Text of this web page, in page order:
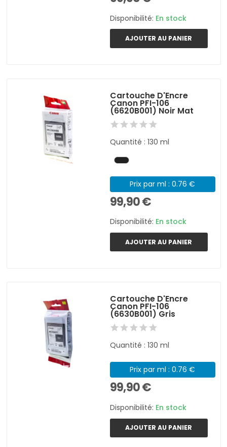
Disponibilité: En stock
AJOUTER AU PANIER
Cartouche D'Encre
Canon PFI-106
(6620B001) Noir Mat
Quantité : 130 ml
Prix par ml : 0.76 €
99,90 €
Disponibilité: En stock
AJOUTER AU PANIER
Cartouche D'Encre
Canon PFI-106
(6630B001) Gris
Quantité : 130 ml
Prix par ml : 0.76 €
99,90 €
Disponibilité: En stock
AJOUTER AU PANIER